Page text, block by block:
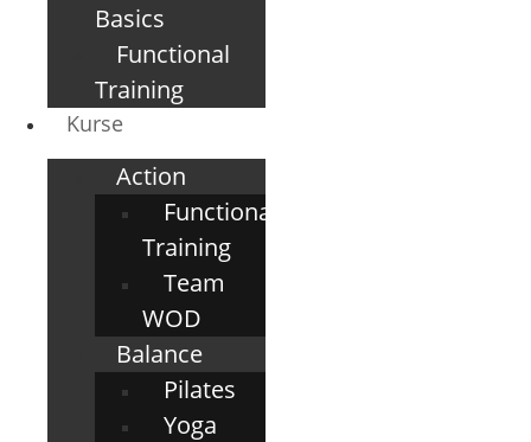
Basics
Functional
Training
Kurse
Action
Functional
Training
Team
WOD
Balance
Pilates
Yoga